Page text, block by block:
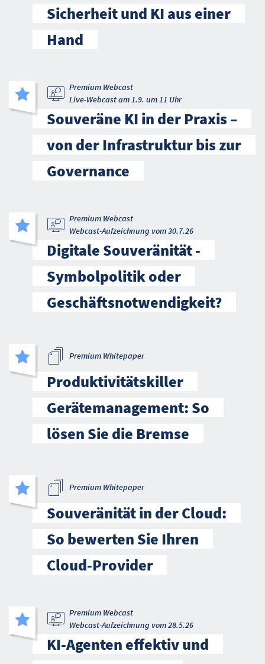
Sicherheit und KI aus einer
Hand
Premium Webcast
Live-Webcast am 1.9. um 11 Uhr
Souveräne KI in der Praxis –
von der Infrastruktur bis zur
Governance
Premium Webcast
Webcast-Aufzeichnung vom 30.7.26
Digitale Souveränität -
Symbolpolitik oder
Geschäftsnotwendigkeit?
Premium Whitepaper
Produktivitätskiller
Gerätemanagement: So
lösen Sie die Bremse
Premium Whitepaper
Souveränität in der Cloud:
So bewerten Sie Ihren
Cloud-Provider
Premium Webcast
Webcast-Aufzeichnung vom 28.5.26
KI-Agenten effektiv und